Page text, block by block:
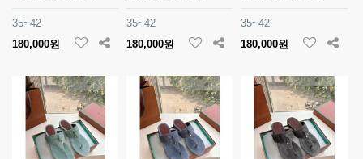
35~42
180,000원
35~42
180,000원
35~42
180,000원